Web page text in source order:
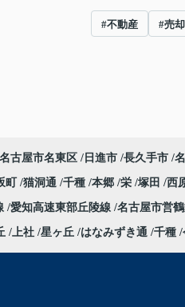
#不動産 #売却
名古屋市名東区 日進市 長久手市
町 猫洞通 千種 本郷 栄 塚田 西
愛知高速東部丘陵線 名古屋市営
上社 星ヶ丘 はなみずき通 千種